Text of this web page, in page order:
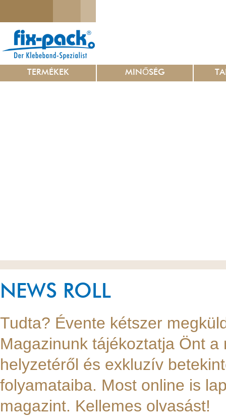
TERMÉKEK MINŐSÉG
NEWS ROLL
Tudta? Évente kétszer
Magazinunk tájékoztatja Önt
helyzetéről és exkluzív
folyamataiba. Most online is
magazint. Kellemes olvasást!